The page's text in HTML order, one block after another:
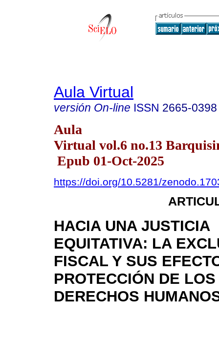
Aula Virtual
versión On-line ISSN 2665-0398
Aula
Virtual vol.6 no.13
Epub 01-Oct-2025
https://doi.org/10.5281/
HACIA UNA JUSTICIA
EQUITATIVA: LA
FISCAL Y SUS
PROTECCIÓN DE LOS
DERECHOS